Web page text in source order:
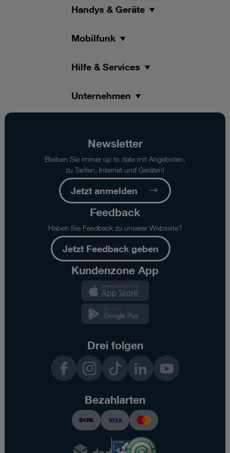
Handys & Geräte
Mobilfunk
Hilfe & Services
Unternehmen
Newsletter
Bleiben Sie immer up to date mit Angeboten,
zu Tarifen, Internet und Geräten!
Jetzt anmelden
Feedback
Haben Sie Feedback zu unserer Webseite?
Jetzt Feedback geben
Kundenzone App
Drei folgen
InstagramTikTok LinkedIn YouTube
Bezahlarten